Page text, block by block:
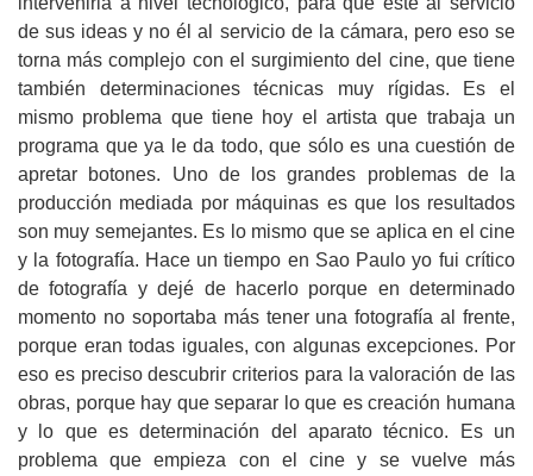
de sus ideas y no él al servicio de la cámara, pero eso se
torna más complejo con el surgimiento del cine, que tiene
también determinaciones técnicas muy rígidas. Es el
mismo problema que tiene hoy el artista que trabaja un
programa que ya le da todo, que sólo es una cuestión de
apretar botones. Uno de los grandes problemas de la
producción mediada por máquinas es que los resultados
son muy semejantes. Es lo mismo que se aplica en el cine
y la fotografía. Hace un tiempo en Sao Paulo yo fui crítico
de fotografía y dejé de hacerlo porque en determinado
momento no soportaba más tener una fotografía al frente,
porque eran todas iguales, con algunas excepciones. Por
eso es preciso descubrir criterios para la valoración de las
obras, porque hay que separar lo que es creación humana
y lo que es determinación del aparato técnico. Es un
problema que empieza con el cine y se vuelve más